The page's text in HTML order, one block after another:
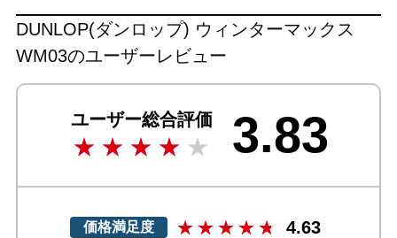
DUNLOP(ダンロップ) ウィンターマックス
WM03のユーザーレビュー
ユーザー総合評価 3.83
価格満足度 4.63